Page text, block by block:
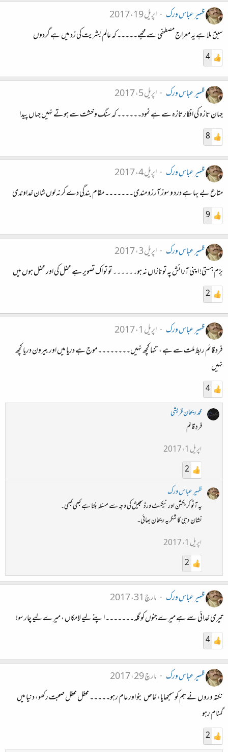
ظہیر عباس ورک
اپریل 19، 2017
سبق ملا ہے یہ معراج مصطفی سے مجھے۔۔۔۔۔ کہ عالم بشریت کی زد میں ہے گردوں
4
ظہیر عباس ورک
اپریل 5، 2017
جہان تازہ کی افکار تازہ سے ہے نمود۔۔۔۔۔۔ کہ سنگ و خشت سے ہوتے نہیں جہاں پیدا
8
ظہیر عباس ورک
اپریل 4، 2017
متاع بے بہا ہے درد و سوز آرزو مندی۔۔۔۔۔۔۔ مقام بندگی دے کر نہ لوں شان خداوندی
9
ظہیر عباس ورک
اپریل 3، 2017
بزم ہستی! اپنی آرائش پہ تو نازاں نہ ہو۔۔۔۔۔۔ تو تو اک تصویر ہے محفل کی اور محفل ہوں میں
2
ظہیر عباس ورک
اپریل 1، 2017
فرد قائم ربط ملت سے ہے ، تنہا کچھ نہیں۔۔۔۔۔۔۔۔ موج ہے دریا میں اور بیرون دریا کچھ
نہیں
4
محمد ریحان قریشی
فردِ قائم
اپریل 1، 2017
2
ظہیر عباس ورک
یہ آٹو کریکشن اور نیکسٹ ورڈ سجیش کی وجہ سے مسئلہ بنتا ہے کبھی کبھی۔
نشان دہی کا شکریہ ریحان بھائی۔
اپریل 1، 2017
2
ظہیر عباس ورک
مارچ 31، 2017
تیری خدائی سے ہے میرے جنوں کو گلہ۔۔۔۔۔۔۔ اپنے لیے لامکاں ، میرے لیے چار سو!
4
ظہیر عباس ورک
مارچ 29، 2017
نکتہ وروں نے ہم کو سمجھایا، خاص بنو اور عام رہو۔۔۔۔۔ محفل محفل صحبت رکھو، دنیا میں
گمنام رہو
2